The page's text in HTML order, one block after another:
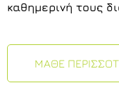
καθημερινή τους
ΜΑΘΕ